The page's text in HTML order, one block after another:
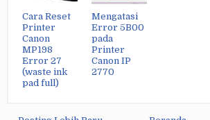
Cara Reset
Printer
Canon
MP198
Error 27
(waste ink
pad full)
Mengatasi
Error 5B00
pada
Printer
Canon IP
2770